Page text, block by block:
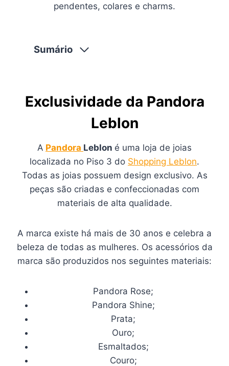
pendentes, colares e charms.
Sumário
Exclusividade da Pandora
Leblon
A Pandora Leblon é uma loja de joias
localizada no Piso 3 do Shopping Leblon.
Todas as joias possuem design exclusivo. As
peças são criadas e confeccionadas com
materiais de alta qualidade.
A marca existe há mais de 30 anos e celebra a
beleza de todas as mulheres. Os acessórios da
marca são produzidos nos seguintes materiais:
Pandora Rose;
Pandora Shine;
Prata;
Ouro;
Esmaltados;
Couro;